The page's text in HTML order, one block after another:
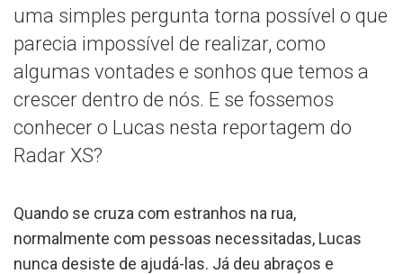
uma simples pergunta torna possível o que
parecia impossível de realizar, como
algumas vontades e sonhos que temos a
crescer dentro de nós. E se fossemos
conhecer o Lucas nesta reportagem do
Radar XS?
Quando se cruza com estranhos na rua,
normalmente com pessoas necessitadas, Lucas
nunca desiste de ajudá-las. Já deu abraços e